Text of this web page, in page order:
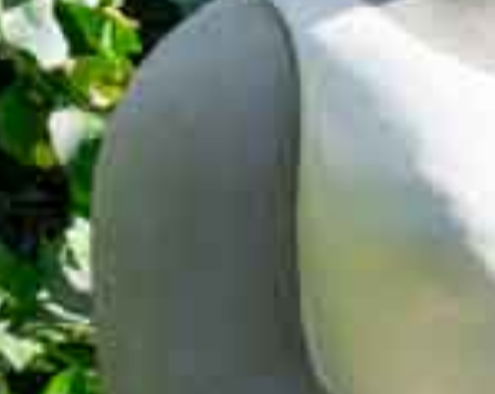
Home
Wohnung
Dienstleistungen
Sport
Preiseliste